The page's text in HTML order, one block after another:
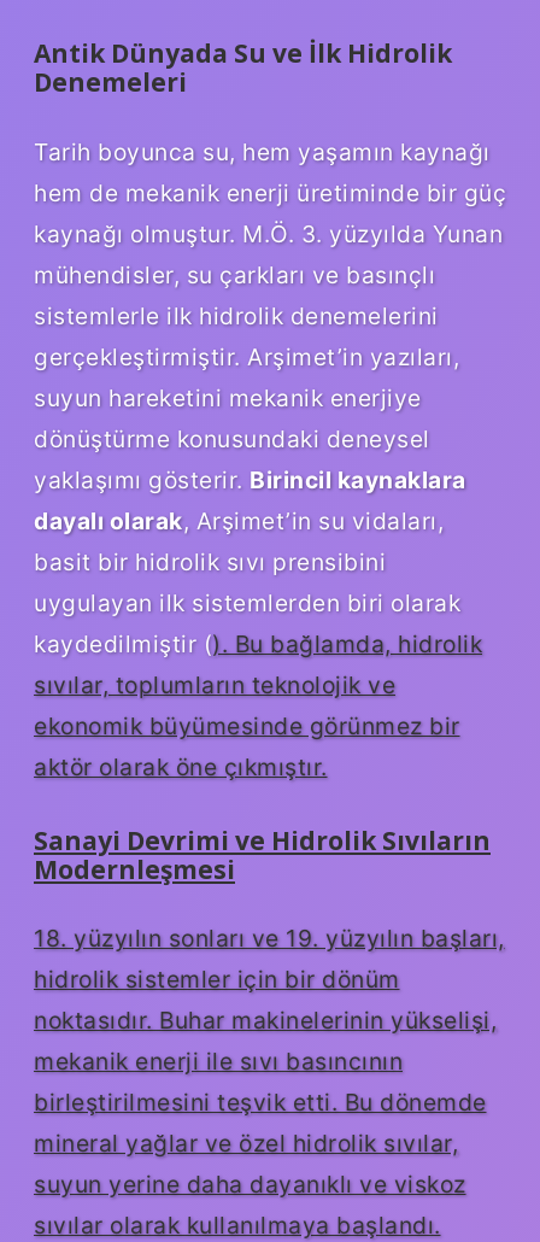
Antik Dünyada Su ve İlk Hidrolik
Denemeleri
Tarih boyunca su, hem yaşamın kaynağı
hem de mekanik enerji üretiminde bir güç
kaynağı olmuştur. M.Ö. 3. yüzyılda Yunan
mühendisler, su çarkları ve basınçlı
sistemlerle ilk hidrolik denemelerini
gerçekleştirmiştir. Arşimet’in yazıları,
suyun hareketini mekanik enerjiye
dönüştürme konusundaki deneysel
yaklaşımı gösterir. Birincil kaynaklara
dayalı olarak, Arşimet’in su vidaları,
basit bir hidrolik sıvı prensibini
uygulayan ilk sistemlerden biri olarak
kaydedilmiştir (). Bu bağlamda, hidrolik
sıvılar, toplumların teknolojik ve
ekonomik büyümesinde görünmez bir
aktör olarak öne çıkmıştır.
Sanayi Devrimi ve Hidrolik Sıvıların
Modernleşmesi
18. yüzyılın sonları ve 19. yüzyılın başları,
hidrolik sistemler için bir dönüm
noktasıdır. Buhar makinelerinin yükselişi,
mekanik enerji ile sıvı basıncının
birleştirilmesini teşvik etti. Bu dönemde
mineral yağlar ve özel hidrolik sıvılar,
suyun yerine daha dayanıklı ve viskoz
sıvılar olarak kullanılmaya başlandı.